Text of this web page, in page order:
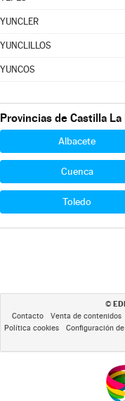
YUNCLER
YUNCLILLOS
YUNCOS
Provincias de Castilla La
Albacete
Cuenca
Toledo
©
Contacto Venta de contenidos
Política cookies
Configuración